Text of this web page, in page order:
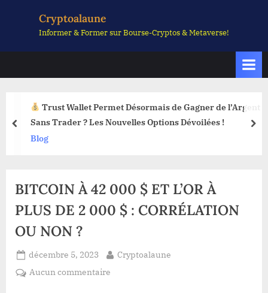
Cryptoalaune
Informer & Former sur Bourse-Cryptos & Metaverse!
Trust Wallet Permet Désormais de Gagner de l’Argent
Sans Trader ? Les Nouvelles Options Dévoilées !
Blog
prev
BITCOIN À 42 000 $ ET L’OR À
PLUS DE 2 000 $ : CORRÉLATION
OU NON ?
Posted
on
décembre 5, 2023 By
Cryptoalaune
Aucun commentaire